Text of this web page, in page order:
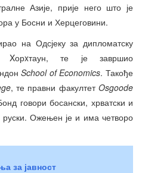
Азије, прије него што је
у Босни и Херцеговини.
на Одсјеку за дипломатску
Xорxтаун, те је завршио
School of Economics. Такође
, те правни факултет Osgoode
говори босански, хрватски и
руски. Ожењен је и има четворо
за јавност